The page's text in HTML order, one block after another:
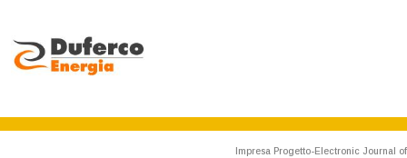
Impresa Progetto-Electronic Journal